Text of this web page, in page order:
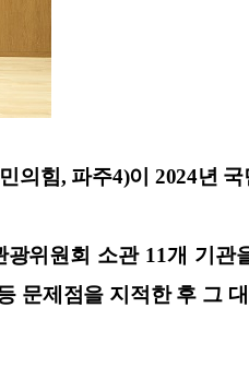
의힘, 파주4)이 2024년
위원회 소관 11개 기
문제점을 지적한 후 그